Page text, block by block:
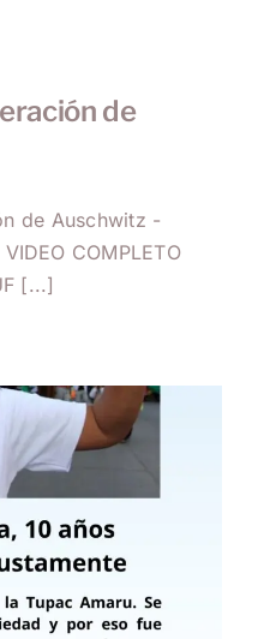
de
de Auschwitz -
COMPLETO
[...]